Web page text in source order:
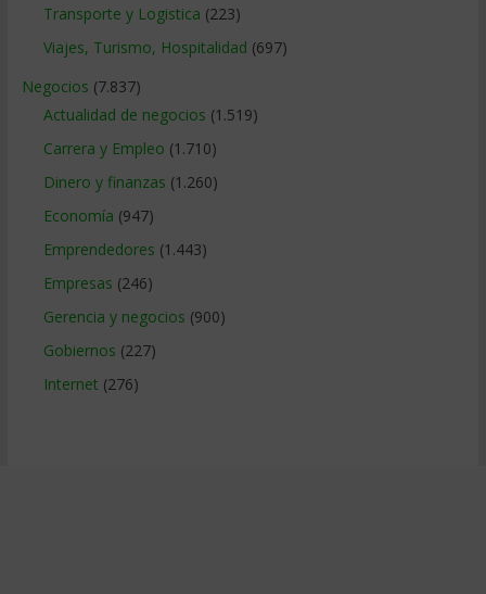
Transporte y Logistica (223)
Viajes, Turismo, Hospitalidad (697)
Negocios (7.837)
Actualidad de negocios (1.519)
Carrera y Empleo (1.710)
Dinero y finanzas (1.260)
Economía (947)
Emprendedores (1.443)
Empresas (246)
Gerencia y negocios (900)
Gobiernos (227)
Internet (276)